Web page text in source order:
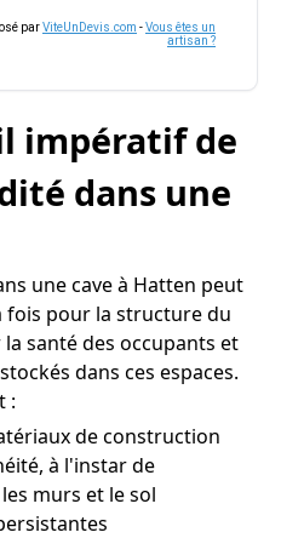
parViteUnDevis.com -Vous êtes un
artisan ?
impératif de
dans une
une cave à Hatten peut
fois pour la structure du
santé des occupants et
dans ces espaces.
:
de construction
à l'instar de
murs et le sol